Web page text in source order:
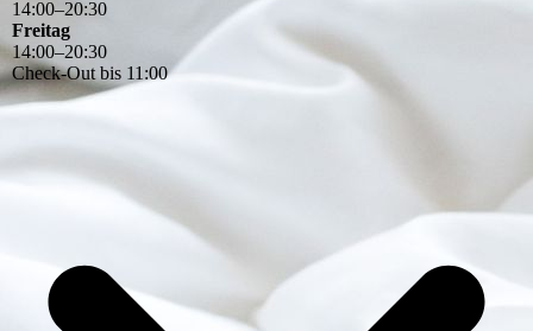
14:00–20:30
Freitag
14:00–20:30
Check-Out bis 11:00